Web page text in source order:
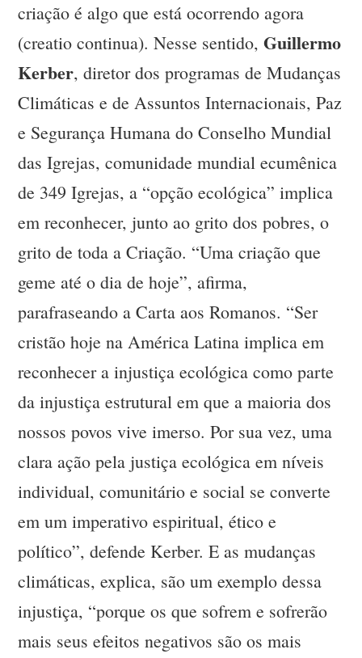
criação é algo que está ocorrendo agora
(creatio continua). Nesse sentido,Guillermo
Kerber, diretor dos programas de Mudanças
Climáticas e de Assuntos Internacionais, Paz
e Segurança Humana do Conselho Mundial
das Igrejas, comunidade mundial ecumênica
de 349 Igrejas, a “opção ecológica” implica
em reconhecer, junto ao grito dos pobres, o
grito de toda a Criação. “Uma criação que
geme até o dia de hoje”, afirma,
parafraseando a Carta aos Romanos. “Ser
cristão hoje na América Latina implica em
reconhecer a injustiça ecológica como parte
da injustiça estrutural em que a maioria dos
nossos povos vive imerso. Por sua vez, uma
clara ação pela justiça ecológica em níveis
individual, comunitário e social se converte
em um imperativo espiritual, ético e
político”, defende Kerber. E as mudanças
climáticas, explica, são um exemplo dessa
injustiça, “porque os que sofrem e sofrerão
mais seus efeitos negativos são os mais